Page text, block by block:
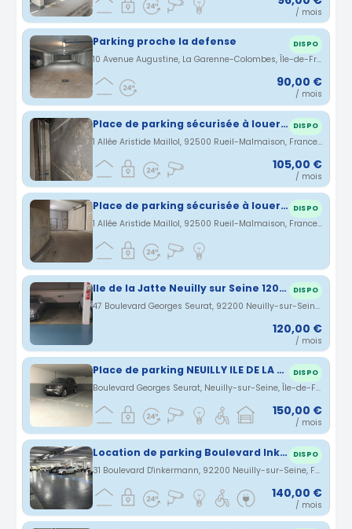
/ mois
Parking proche la defense DISPO
10 Avenue Augustine, La Garenne-Colombes, Île-de-France, France · 2.79 km
90,00 €
/ mois
Place de parking sécurisée à louer – Sous-sol – Rueil-Malmaison (92500) DISPO
1 Allée Aristide Maillol, 92500 Rueil-Malmaison, France · 2.84 km
105,00 €
/ mois
Place de parking sécurisée à louer – Sous-sol – Rueil-Malmaison (92500) DISPO
1 Allée Aristide Maillol, 92500 Rueil-Malmaison, France · 2.84 km
Ile de la Jatte Neuilly sur Seine 120 euros/mois DISPO
47 Boulevard Georges Seurat, 92200 Neuilly-sur-Seine, France · 2.98 km
120,00 €
/ mois
Place de parking NEUILLY ILE DE LA JATTE DISPO
Boulevard Georges Seurat, Neuilly-sur-Seine, Île-de-France, France · 2.98 km
150,00 €
/ mois
Location de parking Boulevard Inkermann Neuilly sur Seine DISPO
31 Boulevard D'inkermann, 92200 Neuilly-sur-Seine, France · 3 km
140,00 €
/ mois